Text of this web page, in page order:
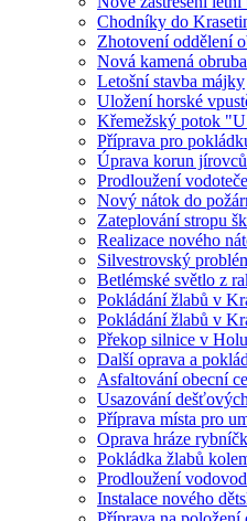
Chodníky do
Zhotovení oddělení
Nová kamená
Letošní stavba májky
Uložení horské
Křemežský potok
Příprava pro
Úprava korun
Prodloužení
Nový nátok do
Zateplování stropu
Realizace nového
Silvestrovský
Betlémské světlo z
Pokládání žlabů v
Pokládání žlabů v
Překop silnice v
Další oprava a
Asfaltování obecní
Usazování
Příprava místa pro
Oprava hráze
Pokládka žlabů
Prodloužení
Instalace nového